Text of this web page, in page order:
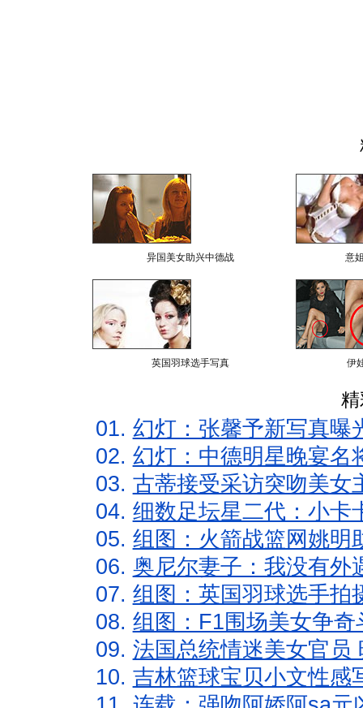
异国美女助兴中德战 意
英国羽球选手写真 伊
01. 幻灯：张馨予新写真曝
02. 幻灯：中德明星晚宴名
03. 古蒂接受采访突吻美女
04. 细数足坛星二代：小卡
05. 组图：火箭战篮网姚明
06. 奥尼尔妻子：我没有外
07. 组图：英国羽球选手拍
08. 组图：F1围场美女争
09. 法国总统情迷美女官员
10. 吉林篮球宝贝小文性感